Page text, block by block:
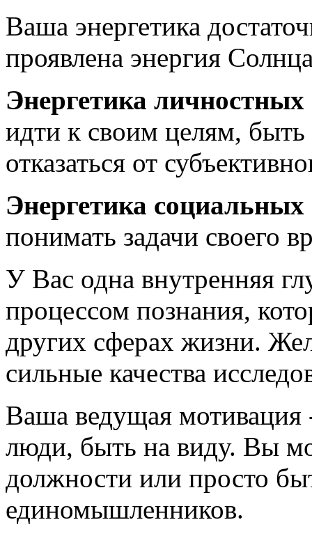
Ваша энергетика
проявлена энергия
Энергетика личностных
идти к своим целям,
отказаться от
Энергетика
понимать задачи своего
У Вас одна внутренняя
процессом познания,
других сферах жизни.
сильные качества
Ваша ведущая мотивация
люди, быть на виду. Вы
должности или просто
единомышленников.